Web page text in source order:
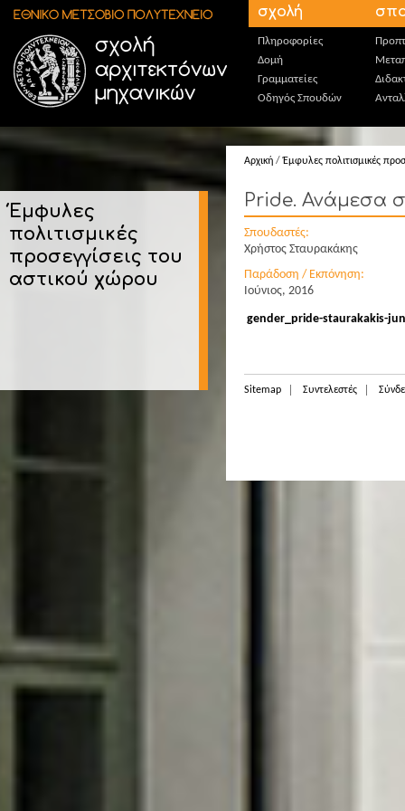
Παράκαμψη προς το κυρίως περιεχόμενο σχολή
Πληροφορίες
Δομή
Γραμματείες
Οδηγός Σπουδών
Έμφυλες
πολιτισμικές
προσεγγίσεις του
αστικού χώρου
Αρχική /Έμφυλες πολιτισμικές
Pride. Ανάμεσα
Σπουδαστές:
Χρήστος Σταυρακάκης
Παράδοση / Εκπόνηση:
Ιούνιος, 2016
gender_pride-staurakakis-
Sitemap Συντελεστές